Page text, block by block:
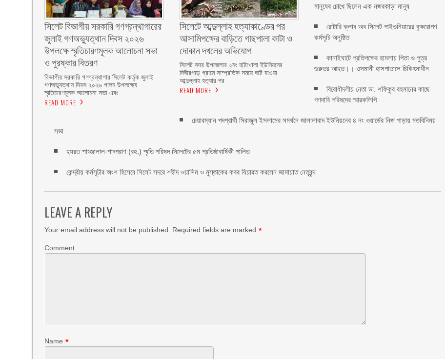
সিলেট বিভাগীয় সরকারি গণগ্রন্থাগারের
জুলাই গণঅভ্যুত্থান দিবস ২০২৬
উপলক্ষে স্মৃতিচারণমূলক আলোচনা সভা
ও পুরষ্কার বিতরণ ‎ ‎
বিভাগীয় সরকারি গণগ্রন্থাগার সিলেট কর্তৃক জুলাই
গণঅভ্যুত্থান দিবস ২০২৬ পালন উপলক্ষ্যে
স্মৃতিচারণমূলক আলোচনা সভা এবং
READ MORE
সিলেটে আব্দুল্লাহ হত্যাকাণ্ডের পর
আসামিপক্ষের বাড়িতে গাছপালা কাটা ও
দোকান দখলের অভিযোগ
সিলেট সদর উপজেলার ২নং হাটখোলা ইউনিয়নের
দিঘীরপাড় গ্রামে সাম্প্রতিক সময়ে ঘটে যাওয়া
আব্দুল্লাহ হত্যার পর
READ MORE
মানুষের চোখে ছিলেন এক নজরকাড়া মানুষ ‎
রোটারি ক্লাব অব সিলেট পাইওনিয়ারের বৃক্ষরোপণ
কর্মসূচি অনুষ্ঠিত
কানাইঘাটে প্রতিপক্ষের হামলায় পিতা ও পুত্র
গুরুতর আহত।। ওসমানী হাসপাতালে চিকিৎসাধীন
বিরোধীদলীয় নেতা ডা. শফিকুর রহমানের কাছে
গণদাবি পরিষদের স্মারকলিপি ‎
চেয়ারম্যান পদপ্রার্থী সিরাজুল ইসলামের সমর্থনে জালালাবাদ ইউনিয়নের ৪ নং ওয়ার্ডের নিজ পাড়ায় মতবিনিময়
সভা
হযরত শাহ্জালাল-শাহ্পরাণ (রহ.) স্মৃতি পরিষদ সিলেটের ৫ম প্রতিষ্ঠাবার্ষিকী পালিত ‎​
কেন্দ্রীয় কর্মসূচীর অংশ হিসেবে সিলেট সদরে শহীদ ওয়াসিম ও মুস্তাকের কবর যিয়ারত করলেন জামায়াত নেতৃবৃন্দ ‎
LEAVE A REPLY
Your email address will not be published. Required fields are marked *
Comment
Name *